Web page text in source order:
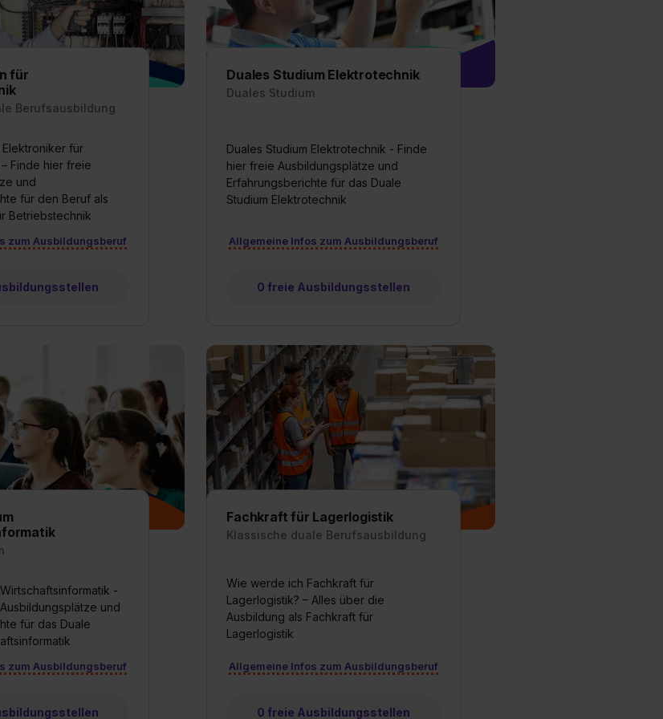
Weitere Informationen zu den einzelnen Cookies findest du durch Klick auf
Datenschutzerklärung Impressum.
für
Berufsausbildung
für
Finde hier freie
und
für den Beruf als
Betriebstechnik
zum Ausbildungsberuf
Duales Studium Elektrotechnik
Duales Studium
Duales Studium Elektrotechnik - Finde
hier freie Ausbildungsplätze und
Erfahrungsberichte für das Duale
Studium Elektrotechnik
Allgemeine Infos zum Ausbildungsberuf
0 freie Ausbildungsstellen
-
und
für das Duale
zum Ausbildungsberuf
Fachkraft für Lagerlogistik
Klassische duale Berufsausbildung
Wie werde ich Fachkraft für
Lagerlogistik? – Alles über die
Ausbildung als Fachkraft für
Lagerlogistik
Allgemeine Infos zum Ausbildungsberuf
0 freie Ausbildungsstellen